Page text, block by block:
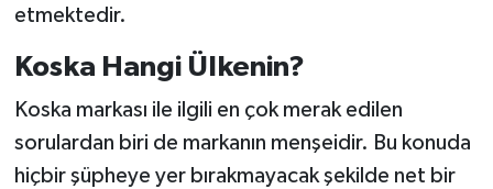
etmektedir.
Koska Hangi Ülkenin?
Koska markası ile ilgili en çok merak edilen
sorulardan biri de markanın menşeidir. Bu konuda
hiçbir şüpheye yer bırakmayacak şekilde net bir